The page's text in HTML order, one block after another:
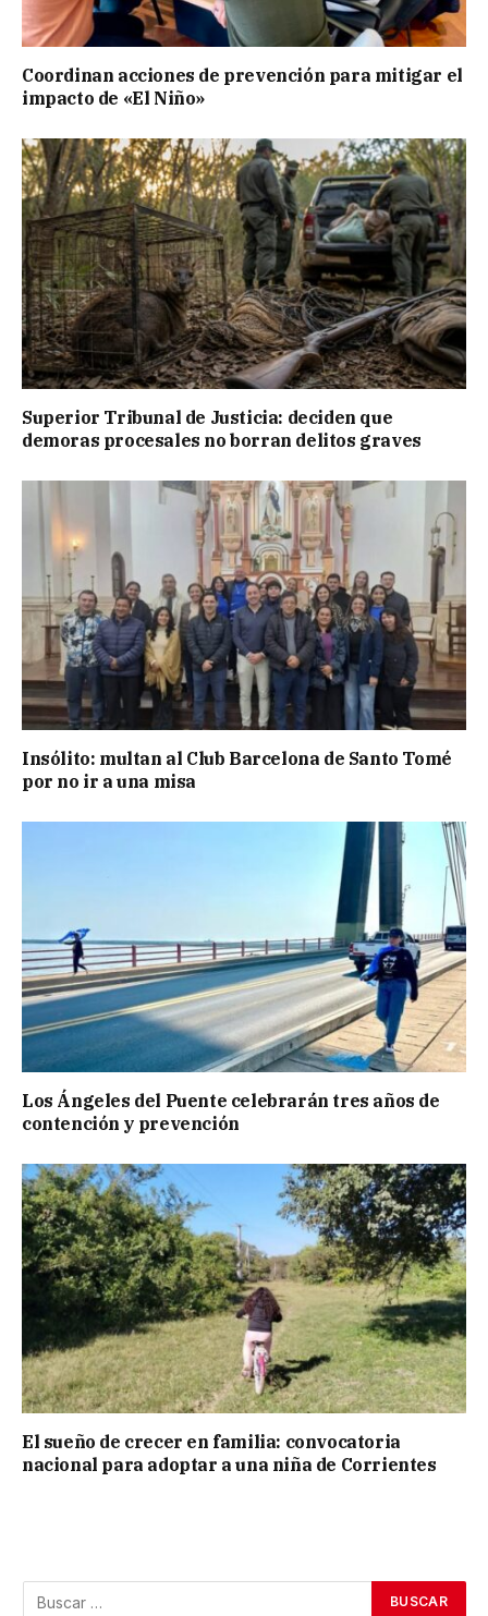
Coordinan acciones de prevención para mitigar el
impacto de «El Niño»
Superior Tribunal de Justicia: deciden que
demoras procesales no borran delitos graves
Insólito: multan al Club Barcelona de Santo Tomé
por no ir a una misa
Los Ángeles del Puente celebrarán tres años de
contención y prevención
El sueño de crecer en familia: convocatoria
nacional para adoptar a una niña de Corrientes